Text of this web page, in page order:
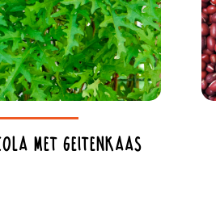
met geitenkaas